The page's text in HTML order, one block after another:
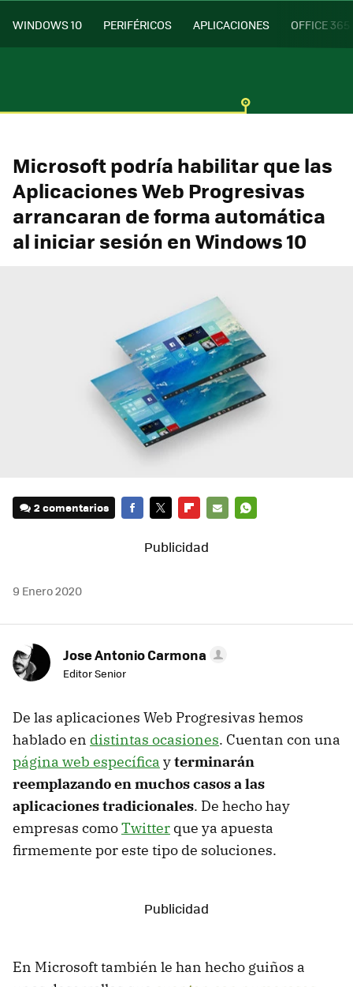
WINDOWS 10 PERIFÉRICOS APLICACIONES OFFICE 365
Microsoft podría habilitar que las
Aplicaciones Web Progresivas
arrancaran de forma automática
al iniciar sesión en Windows 10
2 comentarios
MAIL
9 Enero 2020
Jose Antonio Carmona
Editor Senior
De las aplicaciones Web Progresivas hemos
hablado en distintas ocasiones. Cuentan con una
página web específica yterminarán
reemplazando en muchos casos a las
aplicaciones tradicionales. De hecho hay
empresas comoTwitter que ya apuesta
firmemente por este tipo de soluciones.
En Microsoft también le han hecho guiños a